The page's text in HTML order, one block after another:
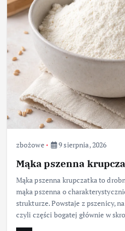
zbożowe 9 sierpnia, 2026
Mąka pszenna
Mąka pszenna krupczatka to
mąka pszenna o
strukturze. Powstaje z pszenicy,
czyli części bogatej głównie w